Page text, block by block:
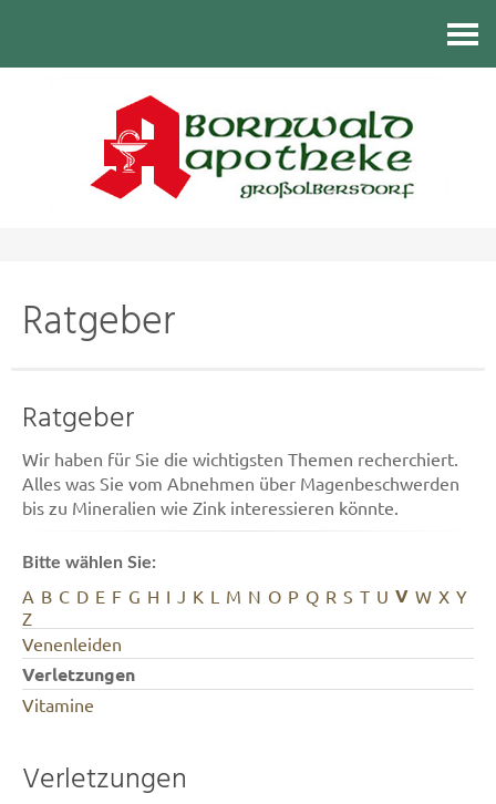
Ratgeber
Ratgeber
Wir haben für Sie die wichtigsten Themen recherchiert.
Alles was Sie vom Abnehmen über Magenbeschwerden
bis zu Mineralien wie Zink interessieren könnte.
Bitte wählen Sie:
A B C D E F G H I J K L M N O P Q R S T U V W X Y
Z
Venenleiden
Verletzungen
Vitamine
Verletzungen